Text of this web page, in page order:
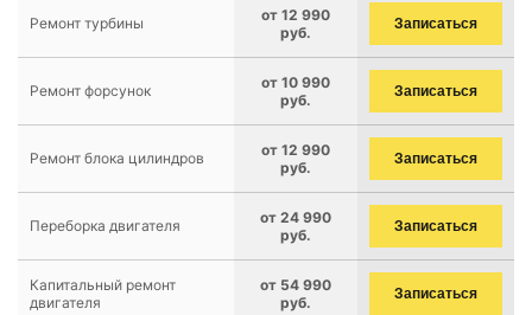
Ремонт турбины
от 12 990
руб.
Записаться
Ремонт форсунок
от 10 990
руб.
Записаться
Ремонт блока цилиндров
от 12 990
руб.
Записаться
Переборка двигателя
от 24 990
руб.
Записаться
Капитальный ремонт
двигателя
от 54 990
руб.
Записаться